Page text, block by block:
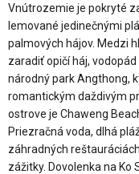
Vnútrozemie je pokryté
lemované jedinečnými
palmových hájov. Medzi
zaradiť opičí háj,
národný park Angthong,
romantickým daždivým
ostrove je Chaweng
Priezračná voda, dlhá
záhradných
zážitky. Dovolenka na